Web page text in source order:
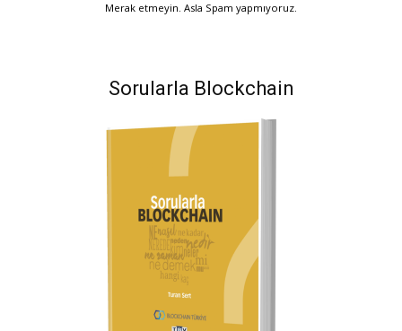
Merak etmeyin. Asla Spam yapmıyoruz.
Sorularla Blockchain